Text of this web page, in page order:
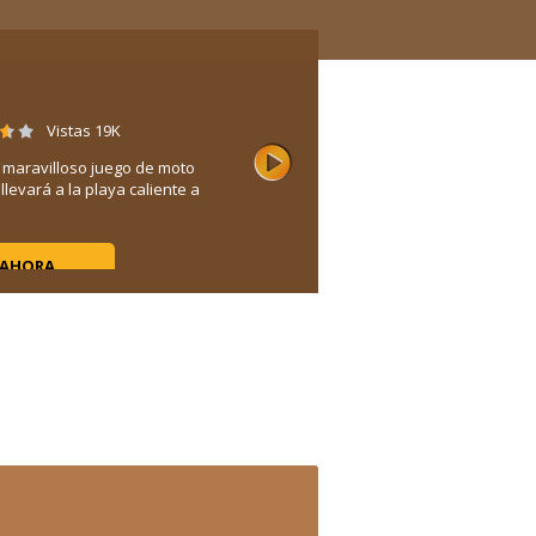
Vistas 19K
juego de moto
a la playa caliente a